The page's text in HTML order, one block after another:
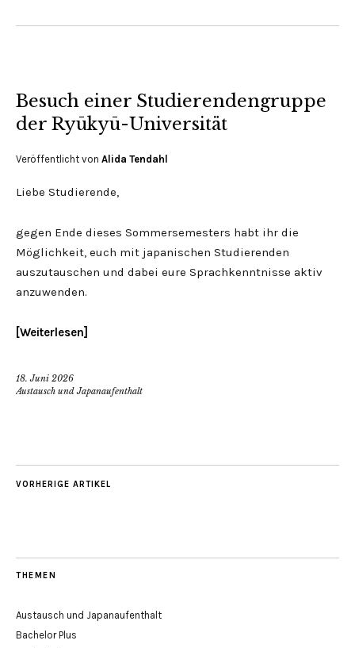
Besuch einer Studierendengruppe
der Ryūkyū-Universität
Veröffentlicht von Alida Tendahl
Liebe Studierende,
gegen Ende dieses Sommersemesters habt ihr die
Möglichkeit, euch mit japanischen Studierenden
auszutauschen und dabei eure Sprachkenntnisse aktiv
anzuwenden.
Weiterlesen
18. Juni 2026
Austausch und Japanaufenthalt
VORHERIGE ARTIKEL
THEMEN
Austausch und Japanaufenthalt
Bachelor Plus